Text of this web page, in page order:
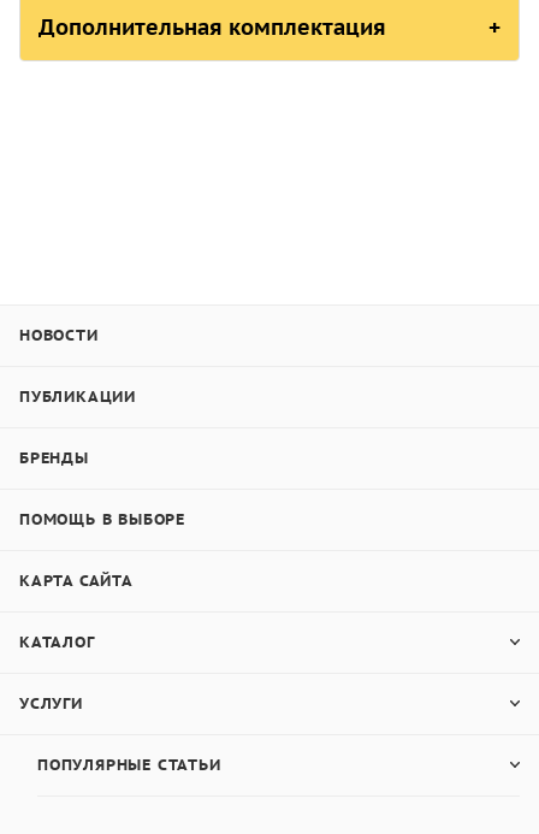
Дополнительная комплектация
НОВОСТИ
ПУБЛИКАЦИИ
БРЕНДЫ
ПОМОЩЬ В ВЫБОРЕ
КАРТА САЙТА
КАТАЛОГ
УСЛУГИ
ПОПУЛЯРНЫЕ СТАТЬИ